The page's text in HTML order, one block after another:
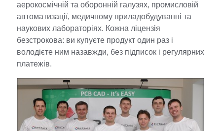
аерокосмічній та оборонній галузях, промисловій
автоматизації, медичному приладобудуванні та
наукових лабораторіях. Кожна ліцензія
безстрокова: ви купуєте продукт один раз і
володієте ним назавжди, без підписок і регулярних
платежів.